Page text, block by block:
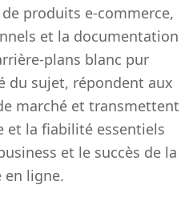
produits e-commerce,
et la documentation
plans blanc pur
du sujet, répondent aux
marché et transmettent
et la fiabilité essentiels
et le succès de la
en ligne.